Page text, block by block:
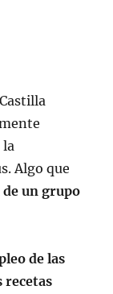
la
Algo que
un grupo
de las
recetas